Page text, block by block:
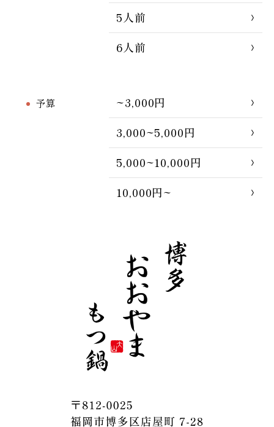
5人前
6人前
予算
~3,000円
3,000~5,000円
5,000~10,000円
10,000円~